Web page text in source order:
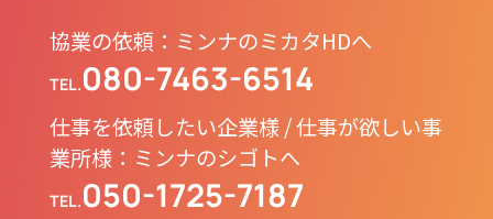
協業の依頼：ミンナのミカタHDへ
TEL.080-7463-6514
仕事を依頼したい企業様 / 仕事が欲しい事
業所様：ミンナのシゴトへ
TEL.050-1725-7187